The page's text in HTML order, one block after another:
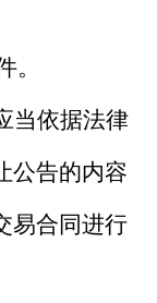
。
当依据法律
公告的内容
易合同进行